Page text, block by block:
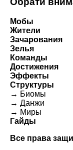
Мобы
Жители
Зачарования
Зелья
Команды
Достижения
Эффекты
Структуры
→ Биомы
→ Данжи
→ Миры
Гайды
Все права